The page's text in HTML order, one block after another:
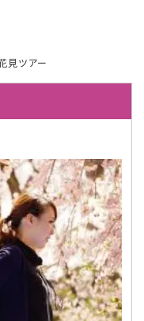
見ツアー